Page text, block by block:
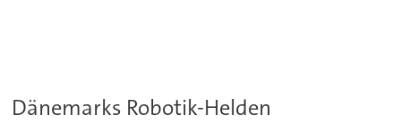
Dänemarks Robotik-Helden